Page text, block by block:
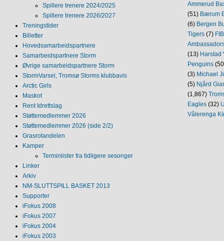
Spillere trenere 2024/2025
Spillere trenere 2026/2027
Treningstider
Billetter
Hovedsamarbeidspartnere
Samarbeidspartnere Storm
Øvrige samarbeidspartnere Storm
StormVarsel, Tromsø Storms klubbavis
Arctic Girls
Maskot
Rent Idrettslag
Støttemedlemmer 2026
Støttemedlemmer 2026 (side 2/2)
Grasrotandelen
Kamper
Terminlister fra tidligere sesonger
Linker
Arkiv
NM‐SLUTTSPILL BASKET 2013
Supporter
iFokus 2008
iFokus 2007
iFokus 2004
iFokus 2003
Ammerud
(51) Bærum
(6) Bergen
Tigers (7)
(13) Harstad
Penguins
(3) Michael
(5) Njård
(1,867)
Eagles (32)
Vålerenga